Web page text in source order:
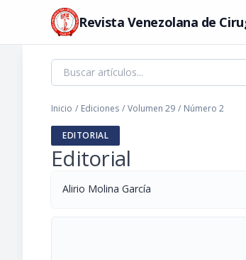
Revista Venezolana de
Inicio / Ediciones / Volumen 29 / Número 2
EDITORIAL
Editorial
Alirio Molina García